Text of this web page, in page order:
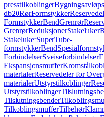
presstilkoblinger
db20RørFormstykker
FormstykkerBendGrenrør
GrenrørReduksjonerStakeluker
StakelukerSuperTube-
formstykkerBend
ForbindelserSveiseforbindelser
Ekspansjonsmuffer
materialerReservedeler for
materialerUtstyrstilkoblinger
Utstyrstilkoblinger
Tilslutningsbender
TilkoblingsmufferTilbehør